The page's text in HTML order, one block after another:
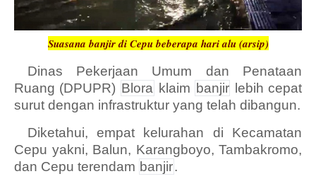
Suasana banjir di Cepu beberapa hari alu (arsip)
Dinas Pekerjaan Umum dan Penataan
Ruang (DPUPR) Blora klaim banjir lebih cepat
surut dengan infrastruktur yang telah dibangun.
Diketahui, empat kelurahan di Kecamatan
Cepu yakni, Balun, Karangboyo, Tambakromo,
dan Cepu terendam banjir.